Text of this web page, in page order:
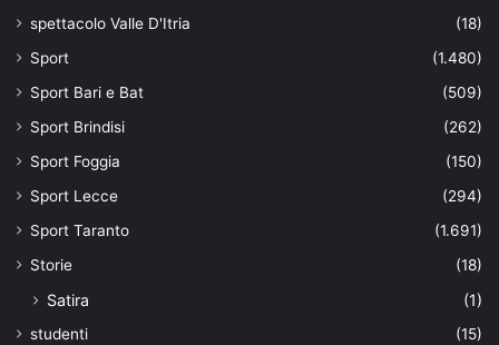
spettacolo Valle D'Itria
(18)
Sport
(1.480)
Sport Bari e Bat
(509)
Sport Brindisi
(262)
Sport Foggia
(150)
Sport Lecce
(294)
Sport Taranto
(1.691)
Storie
(18)
Satira (1)
studenti
(15)